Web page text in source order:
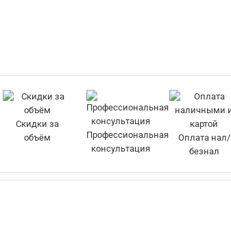
Скидки за
объём
Профессиональная
консультация
Оплата нал/
безнал